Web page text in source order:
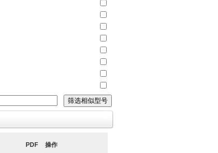
PDF 操作